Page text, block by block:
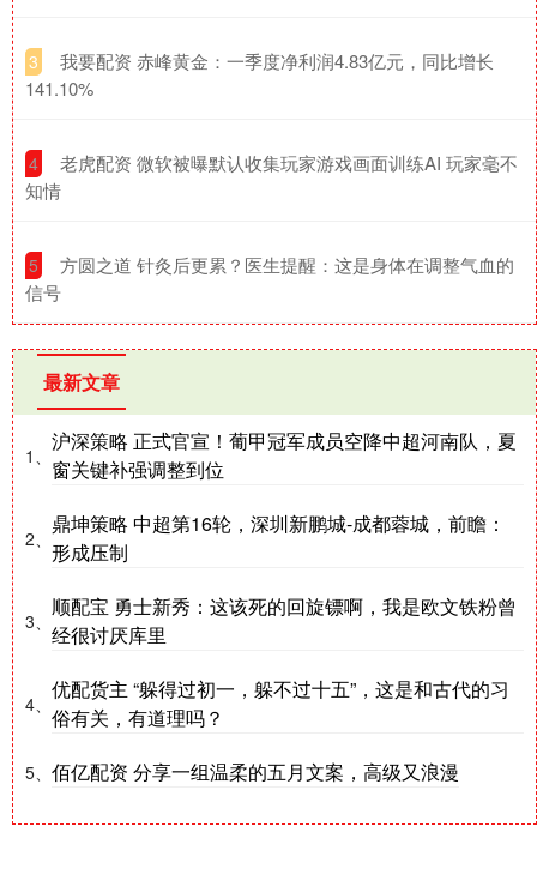
3
​我要配资 赤峰黄金：一季度净利润4.83亿元，同比增长
141.10%
4
​老虎配资 微软被曝默认收集玩家游戏画面训练AI 玩家毫不
知情
5
​方圆之道 针灸后更累？医生提醒：这是身体在调整气血的
信号
最新文章
1、
沪深策略 正式官宣！葡甲冠军成员空降中超河南队，夏
窗关键补强调整到位
2、
鼎坤策略 中超第16轮，深圳新鹏城-成都蓉城，前瞻：
形成压制
3、
顺配宝 勇士新秀：这该死的回旋镖啊，我是欧文铁粉曾
经很讨厌库里
4、
优配货主 “躲得过初一，躲不过十五”，这是和古代的习
俗有关，有道理吗？
5、 佰亿配资 分享一组温柔的五月文案，高级又浪漫